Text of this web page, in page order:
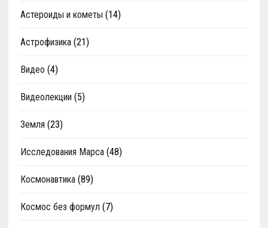
Астероиды и кометы (14)
Астрофизика(21)
Видео (4)
Видеолекции (5)
Земля (23)
Исследования Марса(48)
Космонавтика(89)
Космос без формул (7)